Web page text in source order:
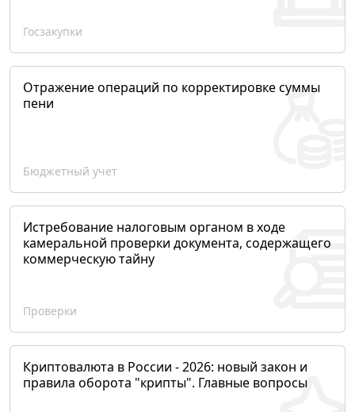
Госзакупки
Отражение операций по корректировке суммы
пени
Бюджетный учет
Истребование налоговым органом в ходе
камеральной проверки документа, содержащего
коммерческую тайну
Проверки
Криптовалюта в России - 2026: новый закон и
правила оборота "крипты". Главные вопросы